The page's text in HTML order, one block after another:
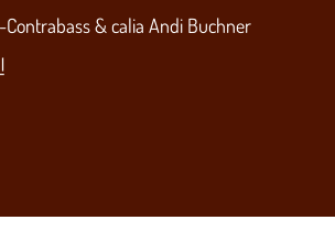
& calia Andi Buchner